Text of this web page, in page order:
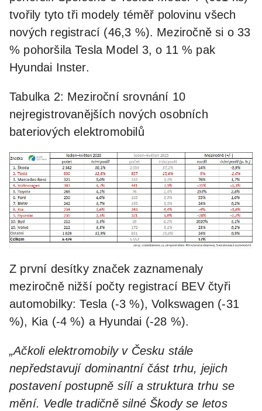
tvořily tyto tři modely téměř polovinu všech
nových registrací (46,3 %). Meziročně si o 33
% pohoršila Tesla Model 3, o 11 % pak
Hyundai Inster.
Tabulka 2: Meziroční srovnání 10
nejregistrovanějších nových osobních
bateriových elektromobilů
Z první desítky značek zaznamenaly
meziročně nižší počty registrací BEV čtyři
automobilky: Tesla (-3 %), Volkswagen (-31
%), Kia (-4 %) a Hyundai (-28 %).
„Ačkoli elektromobily v Česku stále
nepředstavují dominantní část trhu, jejich
postavení postupně sílí a struktura trhu se
mění. Vedle tradičně silné Škody se letos